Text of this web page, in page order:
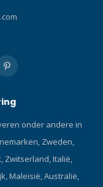
onder andere in
Zweden,
Zwitserland, Italië,
Maleisië, Australië,